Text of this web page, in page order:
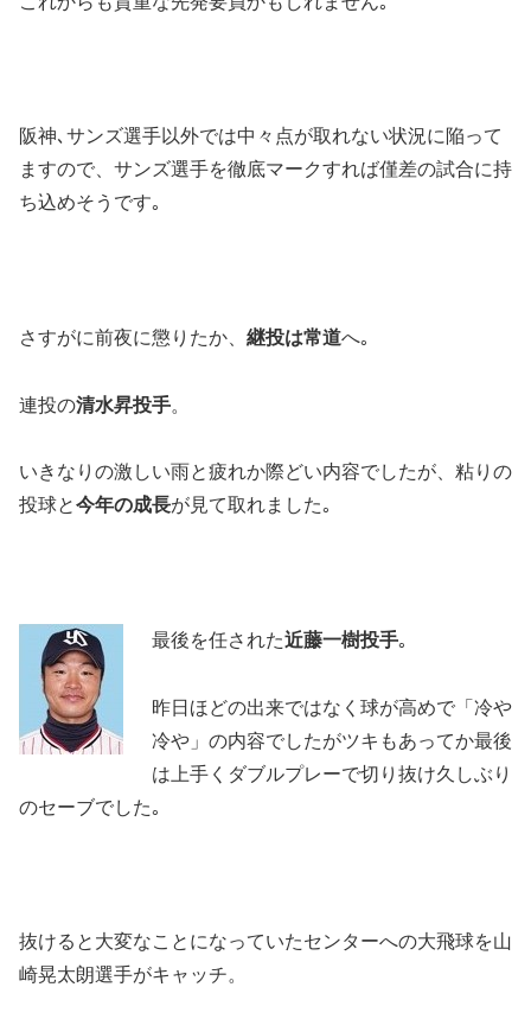
阪神､サンズ選手以外では中々点が取れない状況に陥って
ますので、サンズ選手を徹底マークすれば僅差の試合に持
ち込めそうです｡
さすがに前夜に懲りたか、 継投は常道へ｡
連投の清水昇投手。
いきなりの激しい雨と疲れか際どい内容でしたが、粘りの
投球と今年の成長が見て取れました｡
最後を任された近藤一樹投手｡
昨日ほどの出来ではなく球が高めで「冷や
冷や」の内容でしたがツキもあってか最後
は上手くダブルプレーで切り抜け久しぶり
のセーブでした｡
抜けると大変なことになっていたセンターへの大飛球を山
崎晃太朗選手がキャッチ。